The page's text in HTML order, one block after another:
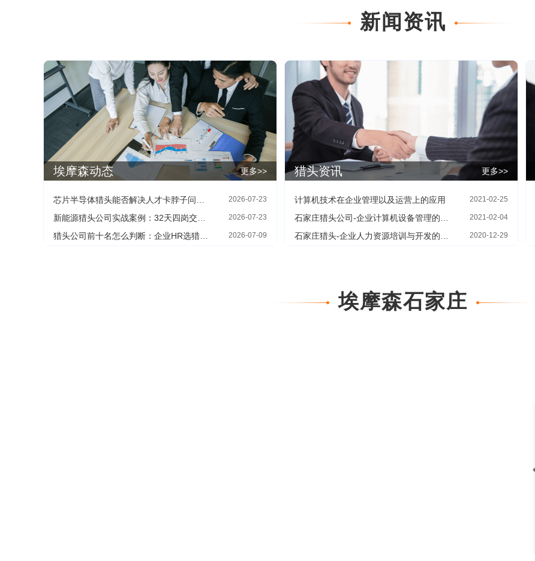
新闻资讯
埃摩森动态 更多>>
2026-07-23
2026-07-23
2026-07-09
猎头资讯 更多>>
计算机技术在企业管理以及运营上的应用 2021-02-25
2021-02-04
2020-12-29
埃摩森石家庄